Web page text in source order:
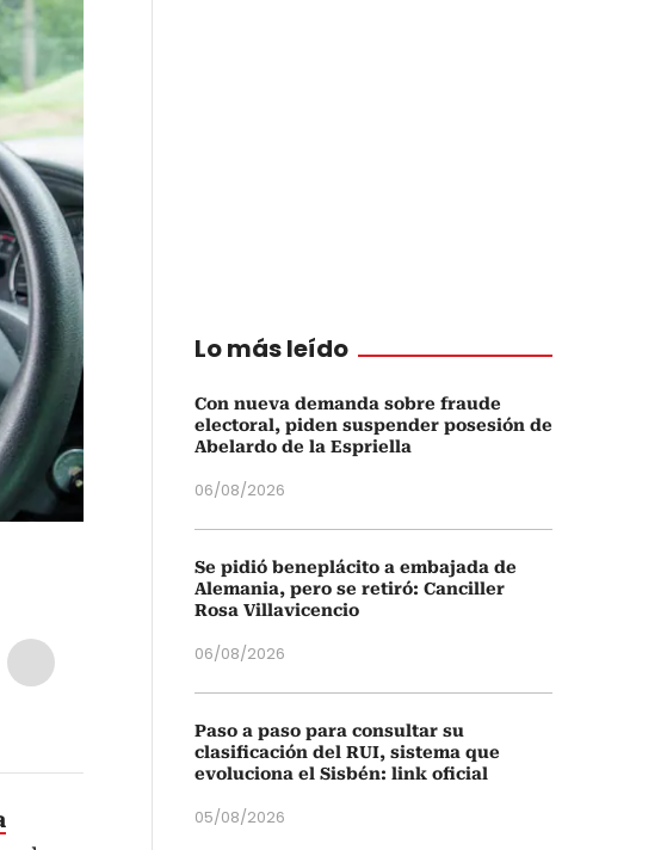
Lo más leído
Con nueva demanda sobre fraude
electoral, piden suspender posesión de
Abelardo de la Espriella
06/08/2026
Se pidió beneplácito a embajada de
Alemania, pero se retiró: Canciller
Rosa Villavicencio
06/08/2026
Paso a paso para consultar su
clasificación del RUI, sistema que
evoluciona el Sisbén: link oficial
05/08/2026